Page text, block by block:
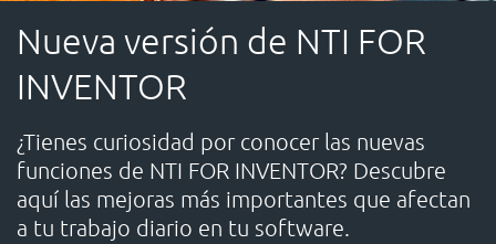
SOPORTE
¿Necesitas ayuda?
Contacto: 91 440 06 40 E-mail:info-es@nti-group.com
Nueva versión de NTI FOR
INVENTOR
¿Tienes curiosidad por conocer las nuevas
funciones de NTI FOR INVENTOR? Descubre
aquí las mejoras más importantes que afectan
a tu trabajo diario en tu software.